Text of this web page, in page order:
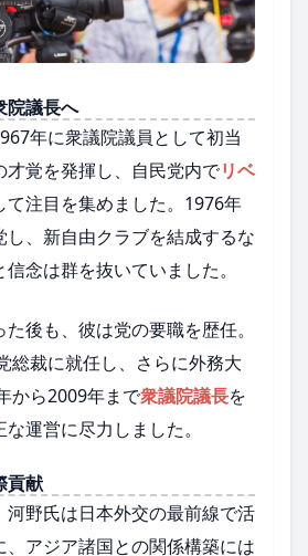
院議長へ
年に衆議院議員として初当
才覚を発揮し、自民党内でリベ
て注目を集めました。1976年
し、新自由クラブを結成するな
念は群を抜いていました。
後も、彼は党の要職を歴任。
総裁に就任し、さらに外務大
から2009年まで衆議院議長を
運営に尽力しました。
貢献
河野氏は日本外交の最前線で活
、アジア諸国との関係構築には